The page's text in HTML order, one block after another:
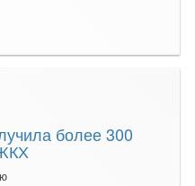
более 300